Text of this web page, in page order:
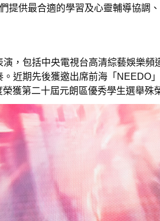
提供最合適的學習及心靈輔導協調
，包括中央電視台高清綜藝娛樂頻
近期先後獲邀出席前海「NEEDO
獲第二十屆元朗區優秀學生選舉殊